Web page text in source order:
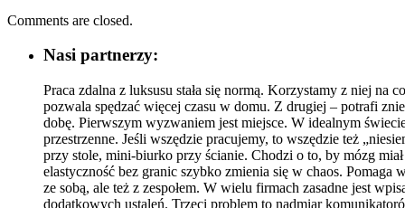
Comments are closed.
Nasi partnerzy:
Praca zdalna z luksusu stała się normą. Korzystamy z niej na
pozwala spędzać więcej czasu w domu. Z drugiej – potrafi
dobę. Pierwszym wyzwaniem jest miejsce. W idealnym
przestrzenne. Jeśli wszędzie pracujemy, to wszędzie też
przy stole, mini-biurko przy ścianie. Chodzi o to, by mózg
elastyczność bez granic szybko zmienia się w chaos.
ze sobą, ale też z zespołem. W wielu firmach zasadne jest
dodatkowych ustaleń. Trzeci problem to nadmiar